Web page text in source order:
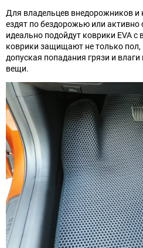
Для владельцев внедорожников и
ездят по бездорожью или
идеально подойдут коврики EVA
коврики защищают не только пол,
допуская попадания грязи и
вещи.